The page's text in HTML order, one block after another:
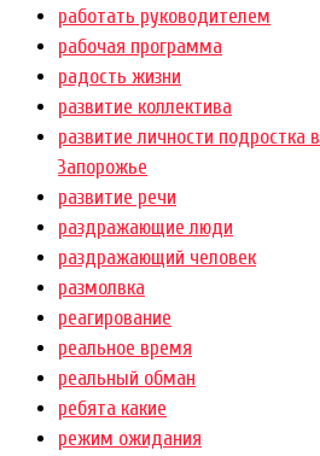
работать руководителем
рабочая программа
радость жизни
развитие коллектива
развитие личности подростка в
Запорожье
развитие речи
раздражающие люди
раздражающий человек
размолвка
реагирование
реальное время
реальный обман
ребята какие
режим ожидания